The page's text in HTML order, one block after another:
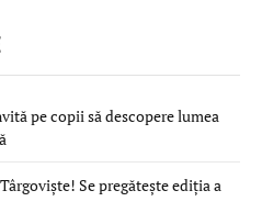
pe copii să descopere lumea
Se pregătește ediția a